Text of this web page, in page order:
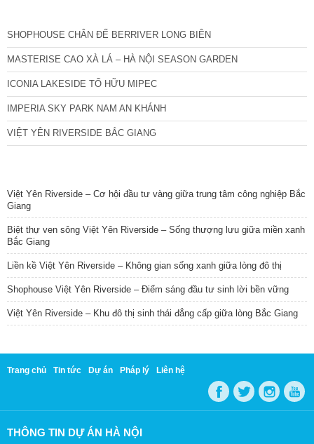
SHOPHOUSE CHÂN ĐẾ BERRIVER LONG BIÊN
MASTERISE CAO XÀ LÁ – HÀ NỘI SEASON GARDEN
ICONIA LAKESIDE TỐ HỮU MIPEC
IMPERIA SKY PARK NAM AN KHÁNH
VIỆT YÊN RIVERSIDE BẮC GIANG
Việt Yên Riverside – Cơ hội đầu tư vàng giữa trung tâm công nghiệp Bắc
Giang
Biệt thự ven sông Việt Yên Riverside – Sống thượng lưu giữa miền xanh
Bắc Giang
Liền kề Việt Yên Riverside – Không gian sống xanh giữa lòng đô thị
Shophouse Việt Yên Riverside – Điểm sáng đầu tư sinh lời bền vững
Việt Yên Riverside – Khu đô thị sinh thái đẳng cấp giữa lòng Bắc Giang
Trang chủ Tin tức Dự án Pháp lý Liên hệ
THÔNG TIN DỰ ÁN HÀ NỘI